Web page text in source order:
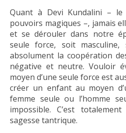
Quant à Devi Kundalini –
pouvoirs magiques –, jamais
et se dérouler dans notre
seule force, soit
absolument la coopération
négative et neutre. Vouloir
moyen d’une seule force est
créer un enfant au moyen
femme seule ou l’homme
impossible. C’est
sagesse tantrique.